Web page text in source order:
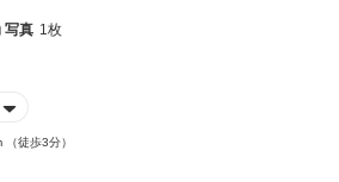
写真 1枚
徒歩3分）